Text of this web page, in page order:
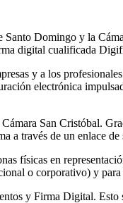
Domingo y la
digital cualificada
y a los
electrónica
San Cristóbal.
través de un enlace
físicas en
o corporativo) y
y Firma Digital.